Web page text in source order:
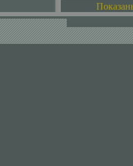
альбома В
открыток В
конверте